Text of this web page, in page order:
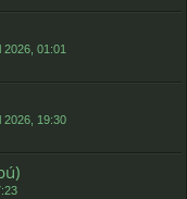
2026, 01:01
2026, 19:30